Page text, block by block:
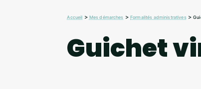
Accueil > Mes démarches >Formalités administratives>
Guichet